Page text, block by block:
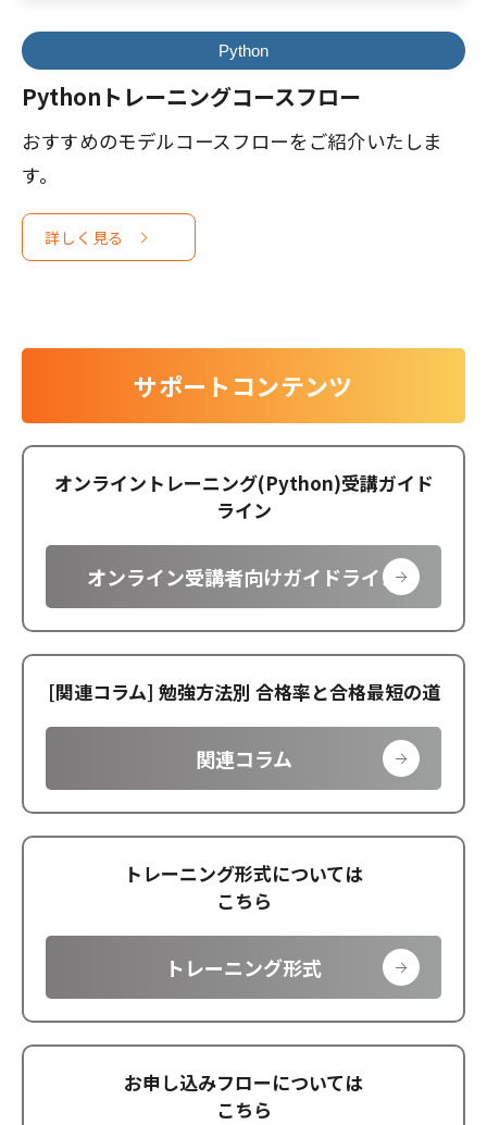
Python
Pythonトレーニングコースフロー
おすすめのモデルコースフローをご紹介いたしま
す。
詳しく見る
サポートコンテンツ
オンライントレーニング(Python)受講ガイド
ライン
オンライン受講者向けガイドライン
[関連コラム] 勉強方法別 合格率と合格最短の道
関連コラム
トレーニング形式については
こちら
トレーニング形式
お申し込みフローについては
こちら